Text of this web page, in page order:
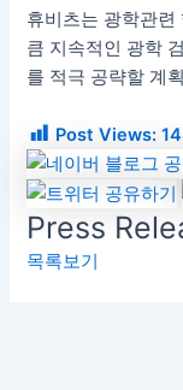
휴비츠는 광학관련
큼 지속적인 광학
를 적극 공략할 계
Post Views:
Press
목록보기